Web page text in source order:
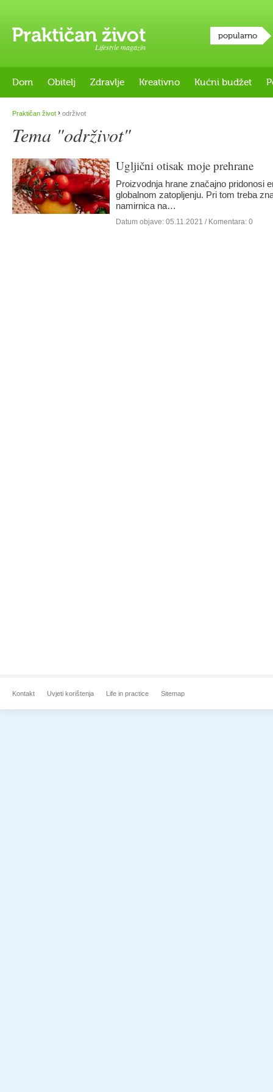
Lifestyle magazin
popularno
Dom Obitelj Zdravlje Kreativno Kućni budžet
Praktičan život › održivot
Tema "održivot"
Ugljični otisak moje prehrane
Proizvodnja hrane značajno pridonosi
globalnom zatopljenju. Pri tom treba
namirnica na…
Datum objave: 05.11.2021 / Komentara: 0
Kontakt Uvjeti korištenja Life in practice Sitemap